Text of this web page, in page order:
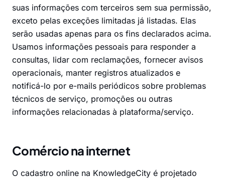
suas informações com terceiros sem sua permissão,
exceto pelas exceções limitadas já listadas. Elas
serão usadas apenas para os fins declarados acima.
Usamos informações pessoais para responder a
consultas, lidar com reclamações, fornecer avisos
operacionais, manter registros atualizados e
notificá-lo por e-mails periódicos sobre problemas
técnicos de serviço, promoções ou outras
informações relacionadas à plataforma/serviço.
Comércio na internet
O cadastro online na KnowledgeCity é projetado